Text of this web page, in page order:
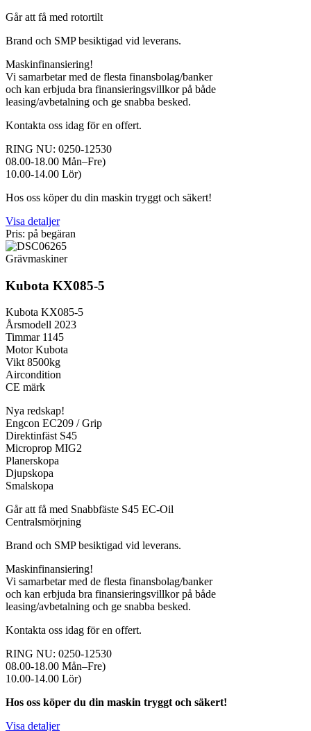
Går att få med rotortilt
Brand och SMP besiktigad vid leverans.
Maskinfinansiering!
Vi samarbetar med de flesta finansbolag/banker
och kan erbjuda bra finansieringsvillkor på både
leasing/avbetalning och ge snabba besked.
Kontakta oss idag för en offert.
RING NU: 0250-12530
08.00-18.00 Mån–Fre)
10.00-14.00 Lör)
Hos oss köper du din maskin tryggt och säkert!
Visa detaljer
Pris: på begäran
Grävmaskiner
Kubota KX085-5
Kubota KX085-5
Årsmodell 2023
Timmar 1145
Motor Kubota
Vikt 8500kg
Aircondition
CE märk
Nya redskap!
Engcon EC209 / Grip
Direktinfäst S45
Microprop MIG2
Planerskopa
Djupskopa
Smalskopa
Går att få med Snabbfäste S45 EC-Oil
Centralsmörjning
Brand och SMP besiktigad vid leverans.
Maskinfinansiering!
Vi samarbetar med de flesta finansbolag/banker
och kan erbjuda bra finansieringsvillkor på både
leasing/avbetalning och ge snabba besked.
Kontakta oss idag för en offert.
RING NU: 0250-12530
08.00-18.00 Mån–Fre)
10.00-14.00 Lör)
Hos oss köper du din maskin tryggt och säkert!
Visa detaljer